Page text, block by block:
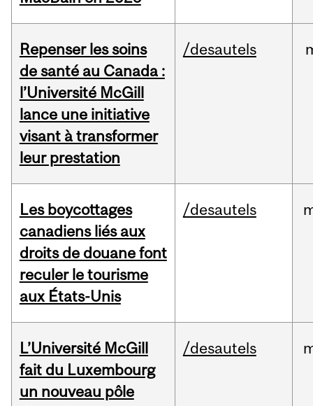
Repenser les soins
de santé au Canada :
l’Université McGill
lance une initiative
visant à transformer
leur prestation
/desautels
Les boycottages
canadiens liés aux
droits de douane font
reculer le tourisme
aux États-Unis
/desautels
L’Université McGill
fait du Luxembourg
un nouveau pôle
/desautels